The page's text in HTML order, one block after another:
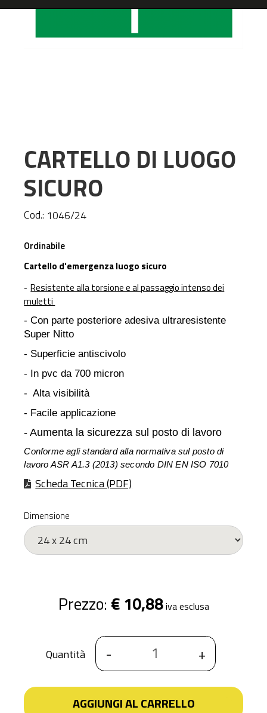
CARTELLO DI LUOGO
SICURO
Cod.: 1046/24
Ordinabile
Cartello d'emergenza luogo sicuro
-Resistente alla torsione e al passaggio intenso dei
muletti
- Con parte posteriore adesiva ultraresistente
Super Nitto
- Superficie antiscivolo
- In pvc da 700 micron
- Alta visibilità
- Facile applicazione
- Aumenta la sicurezza sul posto di lavoro
Conforme agli standard alla normativa sul posto di
lavoro ASR A1.3 (2013) secondo DIN EN ISO 7010
Scheda Tecnica (PDF)
Dimensione
Prezzo: € 10,88iva esclusa
Quantità - +
AGGIUNGI AL CARRELLO